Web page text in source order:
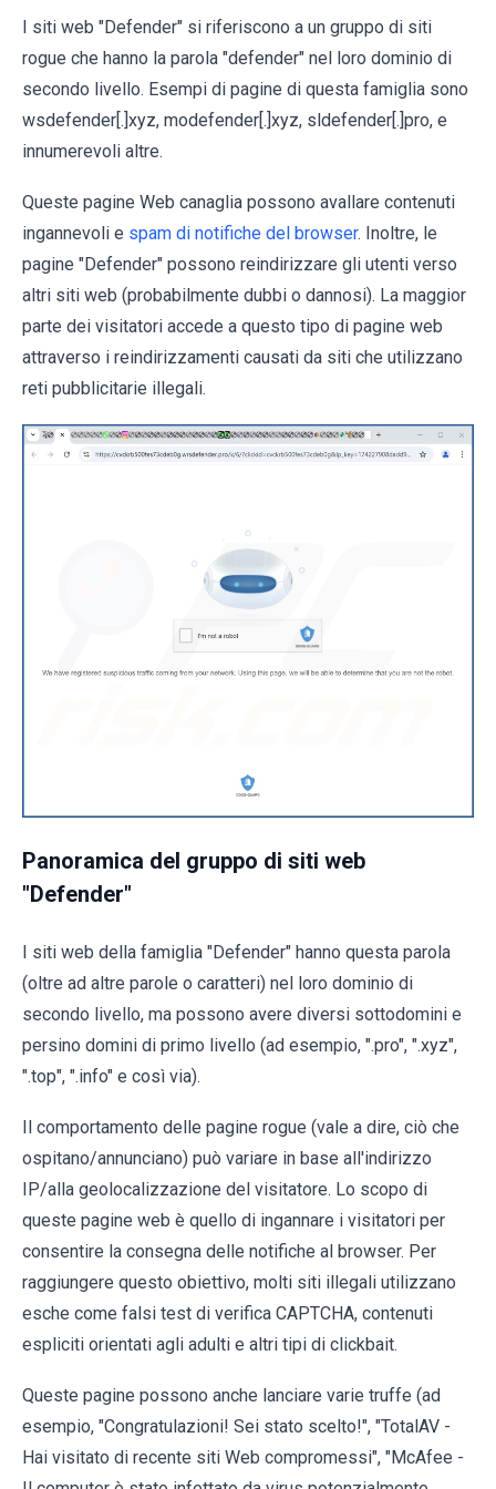
I siti web "Defender" si riferiscono a un gruppo di siti
rogue che hanno la parola "defender" nel loro dominio di
secondo livello. Esempi di pagine di questa famiglia sono
wsdefender[.]xyz, modefender[.]xyz, sldefender[.]pro, e
innumerevoli altre.
Queste pagine Web canaglia possono avallare contenuti
ingannevoli e spam di notifiche del browser. Inoltre, le
pagine "Defender" possono reindirizzare gli utenti verso
altri siti web (probabilmente dubbi o dannosi). La maggior
parte dei visitatori accede a questo tipo di pagine web
attraverso i reindirizzamenti causati da siti che utilizzano
reti pubblicitarie illegali.
Panoramica del gruppo di siti web
"Defender"
I siti web della famiglia "Defender" hanno questa parola
(oltre ad altre parole o caratteri) nel loro dominio di
secondo livello, ma possono avere diversi sottodomini e
persino domini di primo livello (ad esempio, ".pro", ".xyz",
".top", ".info" e così via).
Il comportamento delle pagine rogue (vale a dire, ciò che
ospitano/annunciano) può variare in base all'indirizzo
IP/alla geolocalizzazione del visitatore. Lo scopo di
queste pagine web è quello di ingannare i visitatori per
consentire la consegna delle notifiche al browser. Per
raggiungere questo obiettivo, molti siti illegali utilizzano
esche come falsi test di verifica CAPTCHA, contenuti
espliciti orientati agli adulti e altri tipi di clickbait.
Queste pagine possono anche lanciare varie truffe (ad
esempio, "Congratulazioni! Sei stato scelto!", "TotalAV -
Hai visitato di recente siti Web compromessi", "McAfee -